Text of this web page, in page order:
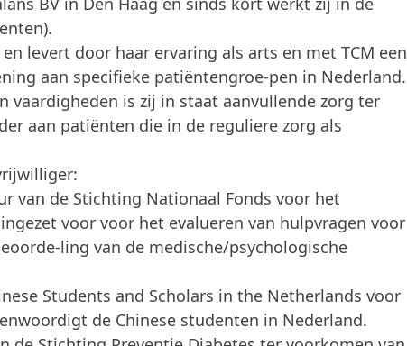
levert door haar ervaring als arts en met TCM een
aan specifieke patiëntengroe-pen in Nederland.
is zij in staat aanvullende zorg ter
aan patiënten die in de reguliere zorg als
van de Stichting Nationaal Fonds voor het
voor voor het evalueren van hulpvragen voor
ling van de medische/psychologische
Students and Scholars in the Netherlands voor
de Chinese studenten in Nederland.